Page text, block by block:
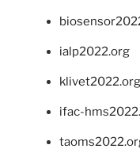
ialp2022.org
klivet2022.org
ifac-